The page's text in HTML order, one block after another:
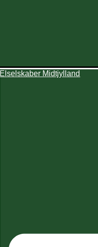
Elselskaber Midtjylland